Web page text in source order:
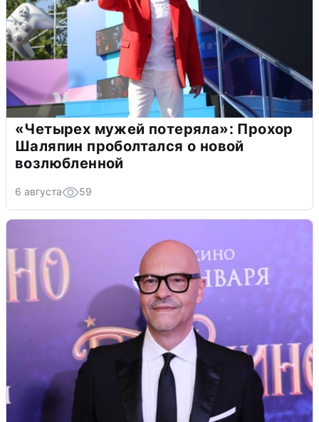
«Четырех мужей потеряла»: Прохор
Шаляпин проболтался о новой
возлюбленной
6 августа 59